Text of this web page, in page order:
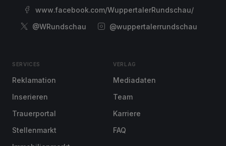
www.facebook.com/WuppertalerRundschau/
@WRundschau
@wuppertalerrundschau
SERVICES
Reklamation
Inserieren
Trauerportal
Stellenmarkt
VERLAG
Mediadaten
Team
Karriere
FAQ